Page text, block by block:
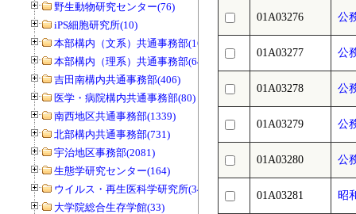
野生動物研究センター(76)
iPS細胞研究所(10)
本部構内（文系）共通事務部(165)
本部構内（理系）共通事務部(646)
吉田南構内共通事務部(406)
医学・病院構内共通事務部(80)
南西地区共通事務部(1339)
北部構内共通事務部(731)
宇治地区事務部(2081)
生態学研究センター(164)
ウイルス・再生医科学研究所(34)
大学院総合生存学館(33)
01A03276 公
01A03277 公
01A03278 公
01A03279 公
01A03280 公
01A03281 昭